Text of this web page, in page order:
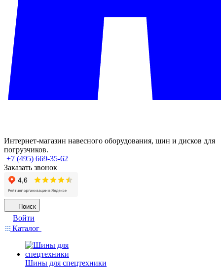
Интернет-магазин навесного оборудования, шин и дисков для
погрузчиков.
+7 (495) 669-35-62
Заказать звонок
Поиск
Войти
Каталог
Шины для спецтехники